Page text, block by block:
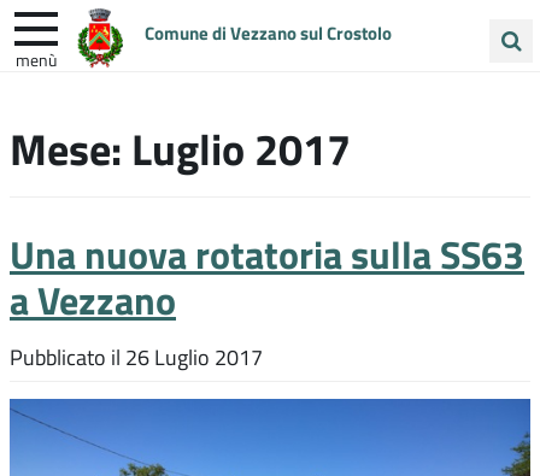
Comune di Vezzano sul Crostolo
menù
sito
UNIONE COLLINE MATILDICHE
Mese: Luglio 2017
Una nuova rotatoria sulla SS63
a Vezzano
Pubblicato il 26 Luglio 2017